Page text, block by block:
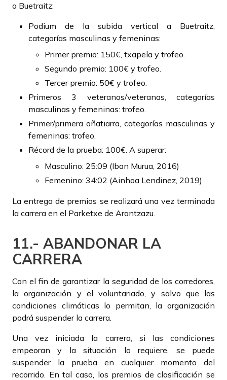
a Buetraitz:
Podium de la subida vertical a Buetraitz,
categorías masculinas y femeninas:
Primer premio: 150€, txapela y trofeo.
Segundo premio: 100€ y trofeo.
Tercer premio: 50€ y trofeo.
Primeros 3 veteranos/veteranas, categorías
masculinas y femeninas: trofeo.
Primer/primera oñatiarra, categorías masculinas y
femeninas: trofeo.
Récord de la prueba: 100€. A superar:
Masculino: 25:09 (Iban Murua, 2016)
Femenino: 34:02 (Ainhoa Lendinez, 2019)
La entrega de premios se realizará una vez terminada
la carrera en el Parketxe de Arantzazu.
11.- ABANDONAR LA
CARRERA
Con el fin de garantizar la seguridad de los corredores,
la organización y el voluntariado, y salvo que las
condiciones climáticas lo permitan, la organización
podrá suspender la carrera.
Una vez iniciada la carrera, si las condiciones
empeoran y la situación lo requiere, se puede
suspender la prueba en cualquier momento del
recorrido. En tal caso, los premios de clasificación se